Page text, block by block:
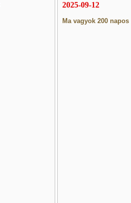
2025-09-12
Ma vagyok 200